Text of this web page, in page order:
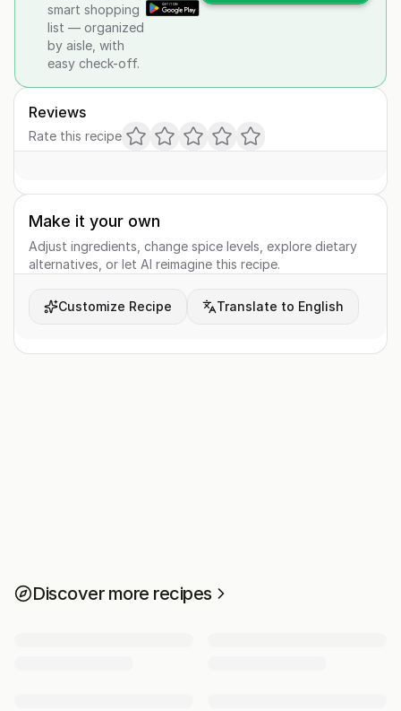
smart shopping
list — organized
by aisle, with
easy check-off.
Reviews
Rate this recipe
Make it your own
Adjust ingredients, change spice levels, explore dietary
alternatives, or let AI reimagine this recipe.
Customize Recipe Translate to English
Discover more recipes